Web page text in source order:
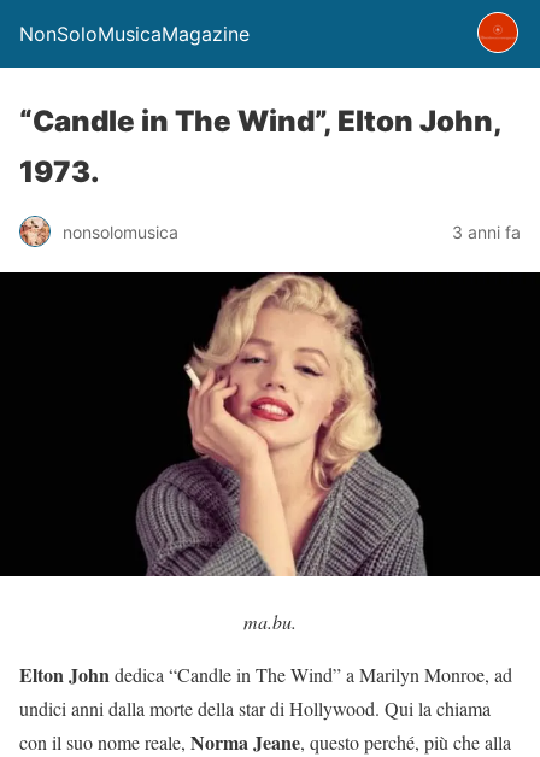
NonSoloMusicaMagazine
“Candle in The Wind”, Elton John,
1973.
nonsolomusica 3 anni fa
ma.bu.
Elton Johndedica “Candle in The Wind” a Marilyn Monroe, ad
undici anni dalla morte della star di Hollywood. Qui la chiama
con il suo nome reale, Norma Jeane, questo perché, più che alla